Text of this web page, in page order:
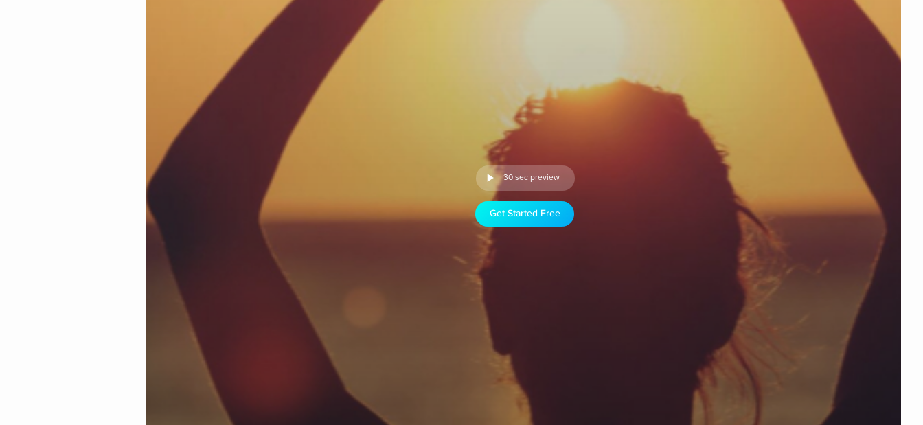
30 sec preview
Get Started Free